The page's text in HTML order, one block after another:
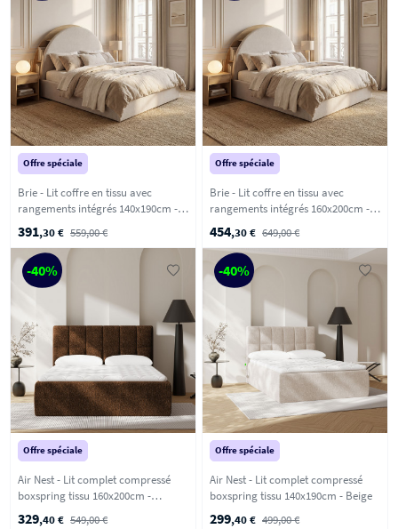
Offre spéciale
Brie - Lit coffre en tissu avec
rangements intégrés 140x190cm -
Beige
391,30 € 559,00 €
Offre spéciale
Brie - Lit coffre en tissu avec
rangements intégrés 160x200cm -
Beige
454,30 € 649,00 €
-40%
Offre spéciale
Air Nest - Lit complet compressé
boxspring tissu 160x200cm -
Marron
329,40 € 549,00 €
-40%
Offre spéciale
Air Nest - Lit complet compressé
boxspring tissu 140x190cm - Beige
299,40 € 499,00 €